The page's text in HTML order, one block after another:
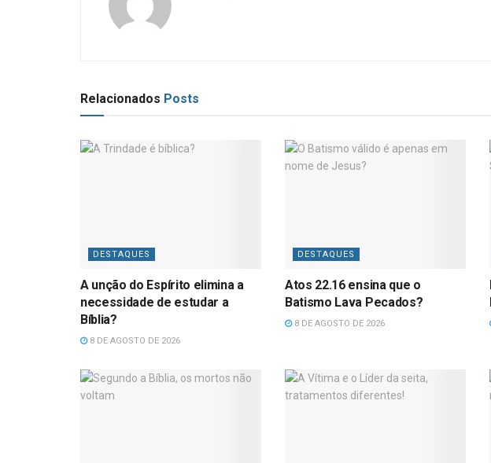
Relacionados Posts
DESTAQUES
A unção do Espírito elimina a
necessidade de estudar a
Bíblia?
8 DE AGOSTO DE 2026
DESTAQUES
Atos 22.16 ensina que o
Batismo Lava Pecados?
8 DE AGOSTO DE 2026